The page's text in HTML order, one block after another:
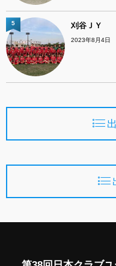
刈谷ＪＹ
2023年8月4日
5